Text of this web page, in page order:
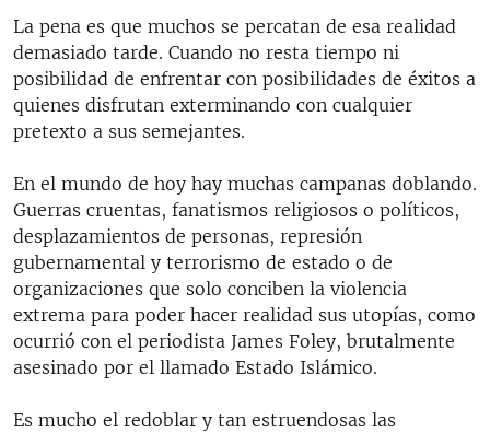
KENTU-CUBANO
LOS SANTOS DE HIALEAH
DESINFORMACIÓN RUSA EN AMÉRICA LATINA
LA INVASIÓN DE RUSIA A UCRANIA
SÍGUENOS
La pena es que muchos se percatan de esa realidad
demasiado tarde. Cuando no resta tiempo ni
posibilidad de enfrentar con posibilidades de éxitos a
quienes disfrutan exterminando con cualquier
pretexto a sus semejantes.
En el mundo de hoy hay muchas campanas doblando.
Guerras cruentas, fanatismos religiosos o políticos,
desplazamientos de personas, represión
gubernamental y terrorismo de estado o de
organizaciones que solo conciben la violencia
extrema para poder hacer realidad sus utopías, como
ocurrió con el periodista James Foley, brutalmente
asesinado por el llamado Estado Islámico.
Es mucho el redoblar y tan estruendosas las